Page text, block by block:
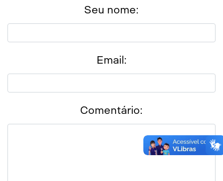
Seu nome:
Email:
Comentário: